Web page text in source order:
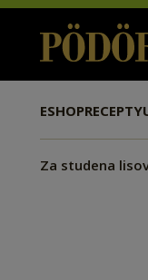
ESHOPRECEPTY
Za studena